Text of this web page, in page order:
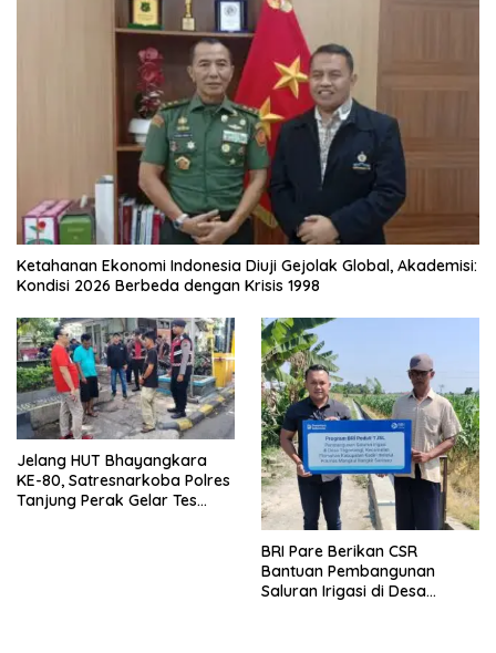
Ketahanan Ekonomi Indonesia Diuji Gejolak Global, Akademisi:
Kondisi 2026 Berbeda dengan Krisis 1998
Jelang HUT Bhayangkara
KE-80, Satresnarkoba Polres
Tanjung Perak Gelar Tes
BRI Pare Berikan CSR
Bantuan Pembangunan
Saluran Irigasi di Desa